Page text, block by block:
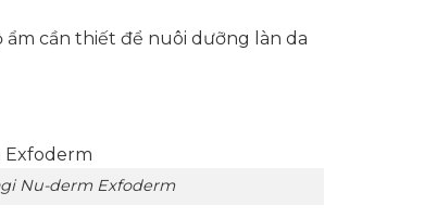
cần thiết để nuôi dưỡng làn da
Nu-derm Exfoderm